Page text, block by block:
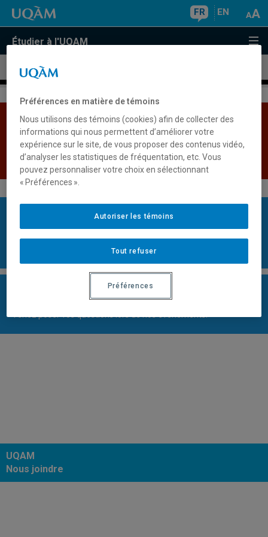
FR EN
Étudier à l'UQAM
Aucun résultat
Les bases de données institutionnelles sont
indisponibles pour le moment. Veuillez réessayer plus
tard.
Retour
Restons en contact
Recevez des communications personnalisées sur les études à
Rencontrez-nous
UQAM
Nous joindre
Préférences en matière de témoins
Nous utilisons des témoins (cookies) afin de collecter des
informations qui nous permettent d’améliorer votre
expérience sur le site, de vous proposer des contenus vidéo,
d’analyser les statistiques de fréquentation, etc. Vous
pouvez personnaliser votre choix en sélectionnant
« Préférences ».
Tout refuser
Autoriser les témoins
Préférences